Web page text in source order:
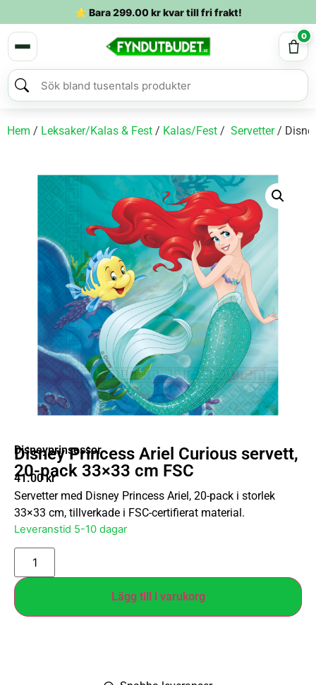
⭐ Bara299.00krkvar till fri frakt!
0
Hem / Leksaker/Kalas & Fest / Kalas/Fest / Servetter/
Disneyprinsessor
Disney Princess Ariel Curious servett,
20-pack 33×33 cm FSC
41.00kr
Servetter med Disney Princess Ariel, 20-pack i storlek
33×33 cm, tillverkade i FSC-certifierat material.
Leveranstid 5-10 dagar
Lägg till i varukorg